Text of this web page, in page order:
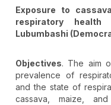
Exposure to
respiratory
Lubumbashi
Objectives. The aim
prevalence of
and the state of
cassava, maize,